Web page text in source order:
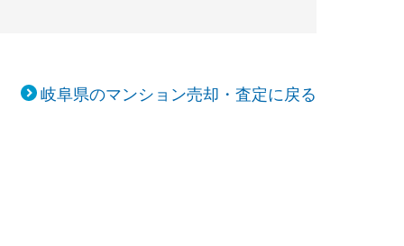
岐阜県のマンション売却・査定に戻る